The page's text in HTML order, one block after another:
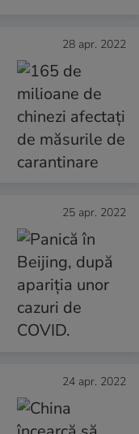
28 apr. 2022
25 apr. 2022
24 apr. 2022